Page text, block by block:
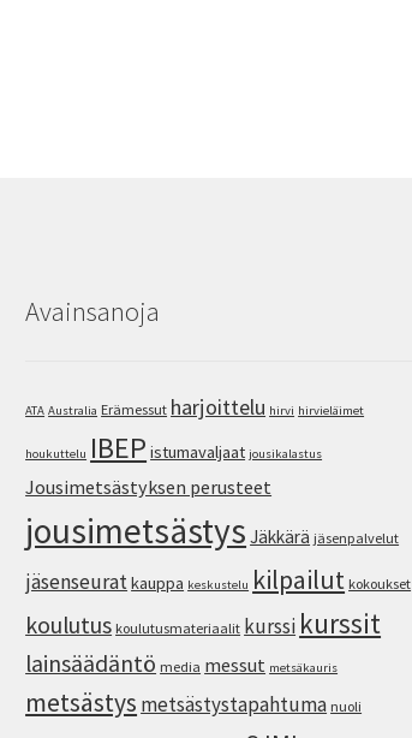
Avainsanoja
ATA Australia Erämessut harjoittelu hirvi hirvieläimet
houkuttelu IBEP istumavaljaat jousikalastus
Jousimetsästyksen perusteet
jousimetsästys Jäkkärä jäsenpalvelut
jäsenseuratkauppa keskustelu kilpailut kokoukset
koulutus koulutusmateriaalit kurssi kurssit
lainsäädäntö media messut metsäkauris
metsästys metsästystapahtuma nuoli